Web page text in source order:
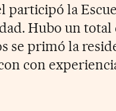
participó la
Hubo un total
se primó la
con